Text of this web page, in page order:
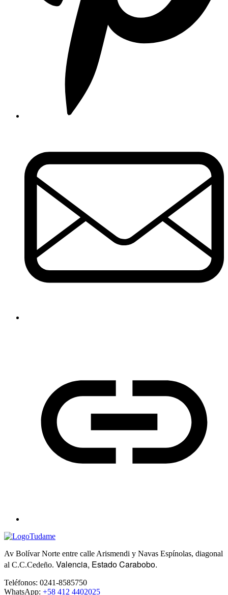
Av Bolívar Norte entre calle Arismendi y Navas Espínolas, diagonal
al C.C.Cedeño. Valencia, Estado Carabobo.
Teléfonos: 0241-8585750
WhatsApp: +58 412 4402025